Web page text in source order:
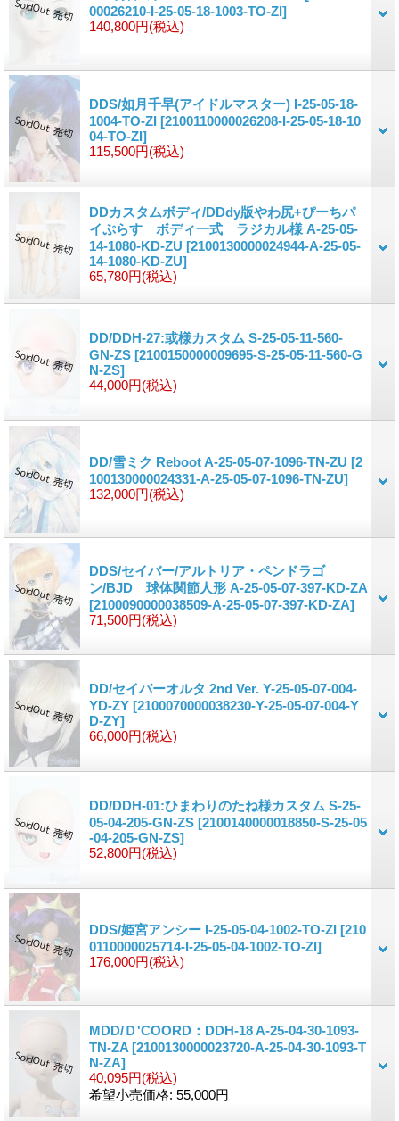
00026210-I-25-05-18-1003-TO-ZI]
140,800円(税込)
DDS/如月千早(アイドルマスター) I-25-05-18-
1004-TO-ZI [2100110000026208-I-25-05-18-10
04-TO-ZI]
115,500円(税込)
DDカスタムボディ/DDdy版やわ尻+ぴーちパ
イぷらす ボディ一式 ラジカル様 A-25-05-
14-1080-KD-ZU [2100130000024944-A-25-05-
14-1080-KD-ZU]
65,780円(税込)
DD/DDH-27:或様カスタム S-25-05-11-560-
GN-ZS [2100150000009695-S-25-05-11-560-G
N-ZS]
44,000円(税込)
DD/雪ミク Reboot A-25-05-07-1096-TN-ZU [2
100130000024331-A-25-05-07-1096-TN-ZU]
132,000円(税込)
DDS/セイバー/アルトリア・ペンドラゴ
ン/BJD 球体関節人形 A-25-05-07-397-KD-ZA
[2100090000038509-A-25-05-07-397-KD-ZA]
71,500円(税込)
DD/セイバーオルタ 2nd Ver. Y-25-05-07-004-
YD-ZY [2100070000038230-Y-25-05-07-004-Y
D-ZY]
66,000円(税込)
DD/DDH-01:ひまわりのたね様カスタム S-25-
05-04-205-GN-ZS [2100140000018850-S-25-05
-04-205-GN-ZS]
52,800円(税込)
DDS/姫宮アンシー I-25-05-04-1002-TO-ZI [210
0110000025714-I-25-05-04-1002-TO-ZI]
176,000円(税込)
MDD/Ｄ'COORD：DDH-18 A-25-04-30-1093-
TN-ZA [2100130000023720-A-25-04-30-1093-T
N-ZA]
40,095円(税込)
希望小売価格: 55,000円